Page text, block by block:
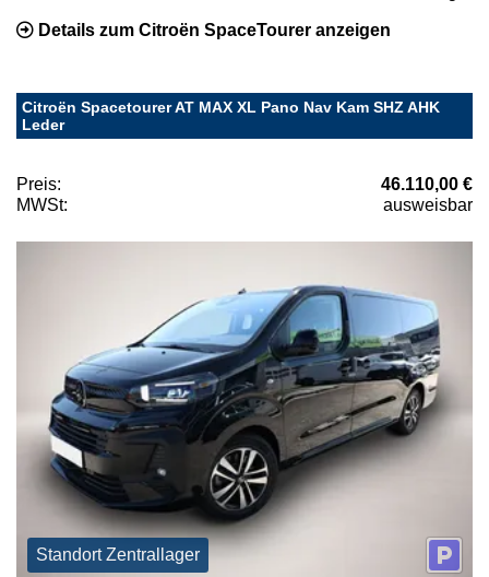
Details zum Citroën SpaceTourer anzeigen
Citroën Spacetourer AT MAX XL Pano Nav Kam SHZ AHK
Leder
Preis:
46.110,00 €
MWSt:
ausweisbar
Standort Zentrallager